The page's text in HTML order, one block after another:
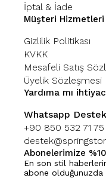
İptal & İade
Müşteri Hizmetleri
Gizlilik Politikası
KVKK
Mesafeli Satış
Üyelik Sözleşmesi
Yardıma mı
Whatsapp
+90 850 532 71 75
Abonelerimize
En son stil
abone olduğunuzda